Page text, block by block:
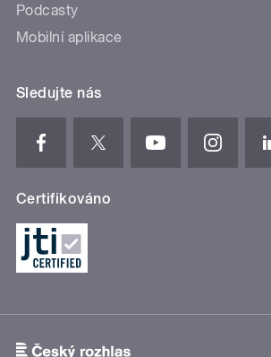
Podcasty
Mobilní aplikace
Sledujte nás
Certifikováno